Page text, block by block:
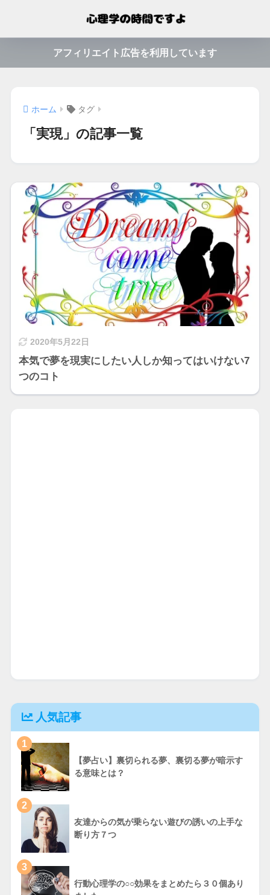
アフィリエイト広告を利用しています
ホーム タグ
「実現」の記事一覧
2020年5月22日
本気で夢を現実にしたい人しか知ってはいけない7
つのコト
人気記事
1
【夢占い】裏切られる夢、裏切る夢が暗示す
る意味とは？
2
友達からの気が乗らない遊びの誘いの上手な
断り方７つ
3
行動心理学の○○効果をまとめたら３０個あり